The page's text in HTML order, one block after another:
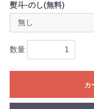
熨斗-のし(無料)
数量
カ